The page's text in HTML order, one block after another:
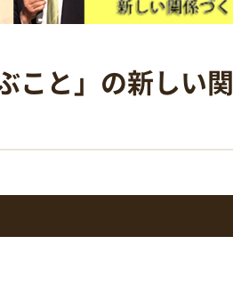
こと」の新しい関